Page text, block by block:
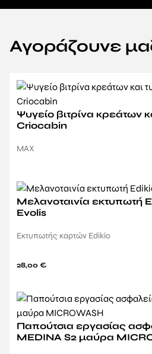
Αγοράζουνε
Ψυγείο βιτρίνα κρεάτων
Criocabin
MAX
Μελανοταινία εκτυπωτή
Evolis
Εκτυπωτής καρτών Edikio
28,00 €
Παπούτσια εργασίας
MEDINA S2 μαύρα